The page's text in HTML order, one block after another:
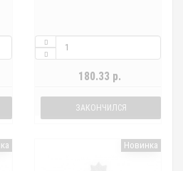
180.33 р.
ЗАКОНЧИЛСЯ
Новинка